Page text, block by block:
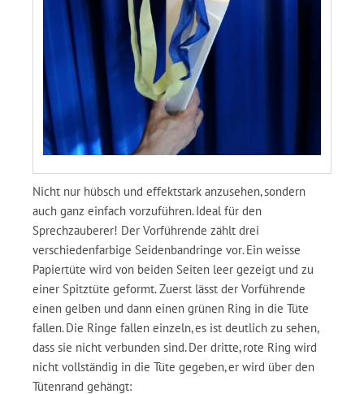
Nicht nur hübsch und effektstark anzusehen, sondern
auch ganz einfach vorzuführen. Ideal für den
Sprechzauberer! Der Vorführende zählt drei
verschiedenfarbige Seidenbandringe vor. Ein weisse
Papiertüte wird von beiden Seiten leer gezeigt und zu
einer Spitztüte geformt. Zuerst lässt der Vorführende
einen gelben und dann einen grünen Ring in die Tüte
fallen. Die Ringe fallen einzeln, es ist deutlich zu sehen,
dass sie nicht verbunden sind. Der dritte, rote Ring wird
nicht vollständig in die Tüte gegeben, er wird über den
Tütenrand gehängt: